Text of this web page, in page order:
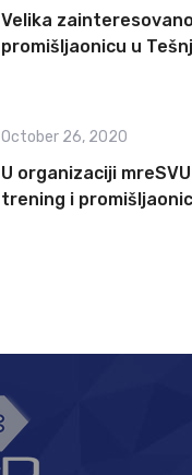
Velika
promišljaonicu u
October 26, 2020
U organizaciji
trening i